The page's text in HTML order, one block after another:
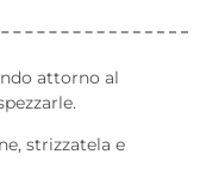
attorno al
strizzatela e